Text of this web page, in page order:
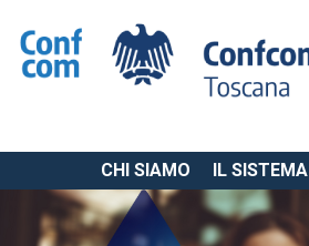
CHI SIAMO IL SISTEMA